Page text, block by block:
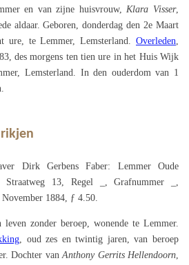
en van zijne huisvrouw,Klara Visser,
aldaar. Geboren, donderdag den 2e Maart
ure, te Lemmer, Lemsterland. Overleden,
des morgens ten tien ure in het Huis Wijk
Lemsterland. In den ouderdom van 1
Dirk Gerbens Faber: Lemmer Oude
Straatweg 13, Regel _, Grafnummer _,
November 1884, ƒ 4.50.
leven zonder beroep, wonende te Lemmer.
, oud zes en twintig jaren, van beroep
Dochter vanAnthony Gerrits Hellendoorn,